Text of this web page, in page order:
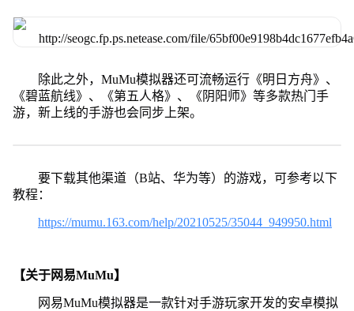
除此之外，MuMu模拟器还可流畅运行《明日方舟》、
《碧蓝航线》、《第五人格》、《阴阳师》等多款热门手
游，新上线的手游也会同步上架。
要下载其他渠道（B站、华为等）的游戏，可参考以下
教程：
https://mumu.163.com/help/20210525/35044_949950.html
【关于网易MuMu】
网易MuMu模拟器是一款针对手游玩家开发的安卓模拟